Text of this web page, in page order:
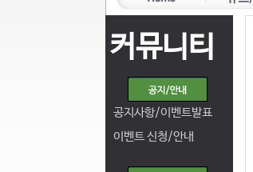
커뮤니티
공지사항/이벤트발표
이벤트 신청/안내